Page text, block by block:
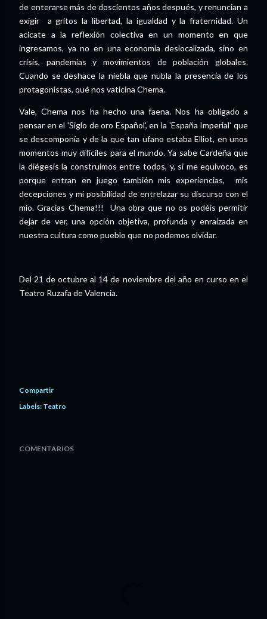
de enterarse más de doscientos años después, y renuncian a
exigir a gritos la libertad, la igualdad y la fraternidad. Un
acicate a la reflexión colectiva en un momento en que
ingresamos, ya no en una economía deslocalizada, sino en
crisis, pandemias y movimientos de población globales.
Cuando se deshace la niebla que nubla la presencia de los
protagonistas, qué nos vaticina Chema.
Vale, Chema nos ha hecho una faena. Nos ha obligado a
pensar en el 'Siglo de oro Español', en la 'España Imperial' que
se descomponía y de la que tan ufano estaba Elliot, en unos
momentos muy difíciles para el mundo. Ya sabe Cardeña que
la diégesis la construimos entre todos, y, si me equivoco, es
porque entran en juego también mis experiencias, mis
decepciones y mi posibilidad de entrelazar su discurso con el
mío. Gracias Chema!!! Una obra que no os podéis permitir
dejar de ver, una opción objetiva, profunda y enraizada en
nuestra cultura como pueblo que no podemos olvidar.
Del 21 de octubre al 14 de noviembre del año en curso en el
Teatro Ruzafa de Valencia.
Compartir
Labels: Teatro
COMENTARIOS